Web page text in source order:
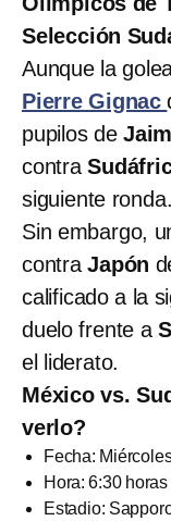
Selección
Aunque la
Pierre Gignac
pupilos de
contra
siguiente ronda.
Sin embargo,
contraJapón
calificado a la
duelo frente a
el liderato.
México vs.
verlo?
Fecha:
Hora: 6:30
Estadio: